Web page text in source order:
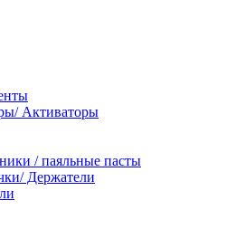
Активаторы
/ паяльные пасты
Держатели